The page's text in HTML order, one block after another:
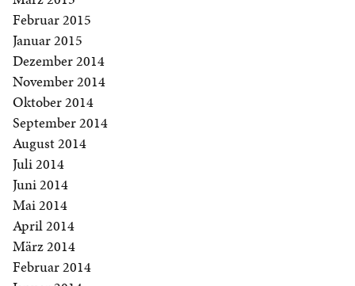
Februar 2015
Januar 2015
Dezember 2014
November 2014
Oktober 2014
September 2014
August 2014
Juli 2014
Juni 2014
Mai 2014
April 2014
März 2014
Februar 2014